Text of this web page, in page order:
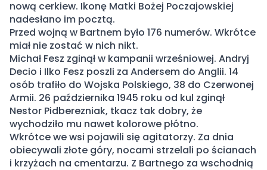
nową cerkiew. Ikonę Matki Bożej Poczajowskiej
nadesłano im pocztą.
Przed wojną w Bartnem było 176 numerów. Wkrótce
miał nie zostać w nich nikt.
Michał Fesz zginął w kampanii wrześniowej. Andryj
Decio i Ilko Fesz poszli za Andersem do Anglii. 14
osób trafiło do Wojska Polskiego, 38 do Czerwonej
Armii. 26 października 1945 roku od kul zginął
Nestor Pidberezniak, tkacz tak dobry, że
wychodziło mu nawet kolorowe płótno.
Wkrótce we wsi pojawili się agitatorzy. Za dnia
obiecywali złote góry, nocami strzelali po ścianach
i krzyżach na cmentarzu. Z Bartnego za wschodnią